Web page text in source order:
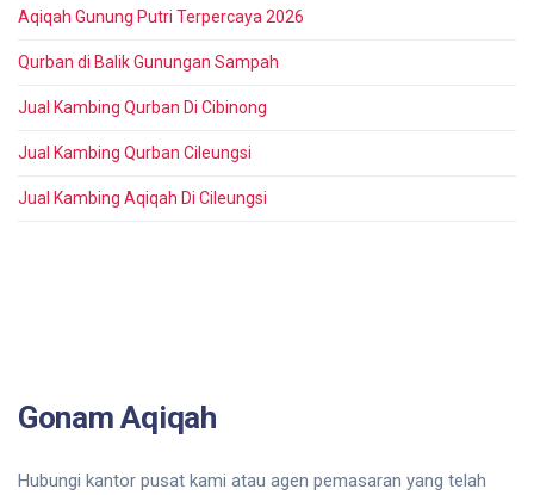
Aqiqah Gunung Putri Terpercaya 2026
Qurban di Balik Gunungan Sampah
Jual Kambing Qurban Di Cibinong
Jual Kambing Qurban Cileungsi
Jual Kambing Aqiqah Di Cileungsi
Gonam Aqiqah
Hubungi kantor pusat kami atau agen pemasaran yang telah